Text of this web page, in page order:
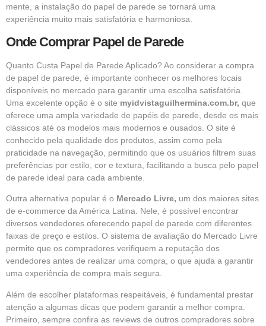
mente, a instalação do papel de parede se tornará uma
experiência muito mais satisfatória e harmoniosa.
Onde Comprar Papel de Parede
Quanto Custa Papel de Parede Aplicado? Ao considerar a compra
de papel de parede, é importante conhecer os melhores locais
disponíveis no mercado para garantir uma escolha satisfatória.
Uma excelente opção é o site myidvistaguilhermina.com.br, que
oferece uma ampla variedade de papéis de parede, desde os mais
clássicos até os modelos mais modernos e ousados. O site é
conhecido pela qualidade dos produtos, assim como pela
praticidade na navegação, permitindo que os usuários filtrem suas
preferências por estilo, cor e textura, facilitando a busca pelo papel
de parede ideal para cada ambiente.
Outra alternativa popular é o Mercado Livre, um dos maiores sites
de e-commerce da América Latina. Nele, é possível encontrar
diversos vendedores oferecendo papel de parede com diferentes
faixas de preço e estilos. O sistema de avaliação do Mercado Livre
permite que os compradores verifiquem a reputação dos
vendedores antes de realizar uma compra, o que ajuda a garantir
uma experiência de compra mais segura.
Além de escolher plataformas respeitáveis, é fundamental prestar
atenção a algumas dicas que podem garantir a melhor compra.
Primeiro, sempre confira as reviews de outros compradores sobre